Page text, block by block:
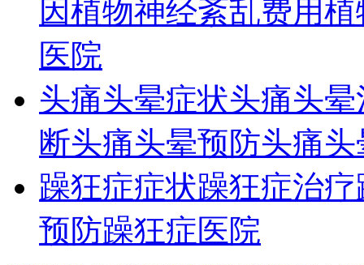
因植物神经紊乱费用植
医院
头痛头晕症状头痛头
断头痛头晕预防头痛
躁狂症症状躁狂症治疗
预防躁狂症医院